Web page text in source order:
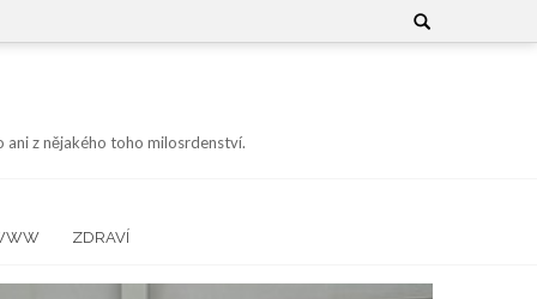
Search
for:
ani z nějakého toho milosrdenství.
ZDRAVÍ